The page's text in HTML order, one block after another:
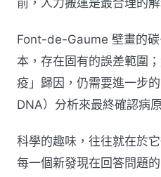
前，人力搬運是最合理的解
Font-de-Gaume 壁畫的
本，存在固有的誤差範圍
疫」歸因，仍需要進一步
DNA）分析來最終確認病
科學的趣味，往往就在於
每一個新發現在回答問題